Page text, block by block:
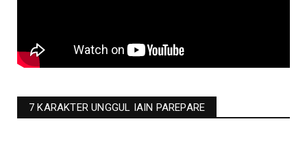
7 KARAKTER UNGGUL IAIN PAREPARE